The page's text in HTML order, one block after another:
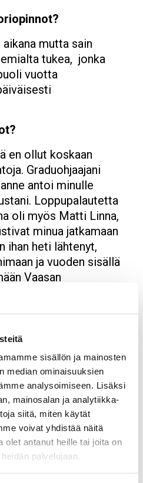
sisällön ja mainosten
median ominaisuuksien
analysoimiseen. Lisäksi
mainosalan ja analytiikka-
siitä, miten käytät
voivat yhdistää näitä
olet antanut heille tai joita on
palvelujaan.
mutta sain
tukea, jonka
vuotta
en ollut koskaan
Graduohjaajani
antoi minulle
Loppupalautetta
oli myös Matti Linna,
minua jatkamaan
ihan heti lähtenyt,
ja vuoden sisällä
Vaasan
oli tällainen
aikanaan
vielä
on, että
nauttikaa
itsellenne